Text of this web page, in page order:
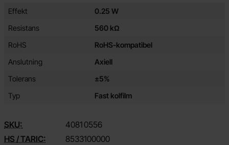
Egenskaper/attribut för denna produkt
Attribut
Effekt
0.25 W
Resistans
560 kΩ
RoHS
RoHS-kompatibel
Anslutning
Axiell
Tolerans
±5%
Typ
Fast kolfilm
SKU: 4081 0556
HS / TARIC:
8533100000